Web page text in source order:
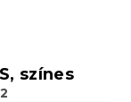
színes